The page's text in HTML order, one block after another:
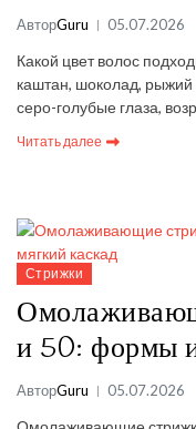
АвторGuru 05.07.2026
Какой цвет волос
каштан, шоколад, рыжий
серо-голубые глаза,
Читать далее
Стрижки
и 50: формы
АвторGuru 05.07.2026